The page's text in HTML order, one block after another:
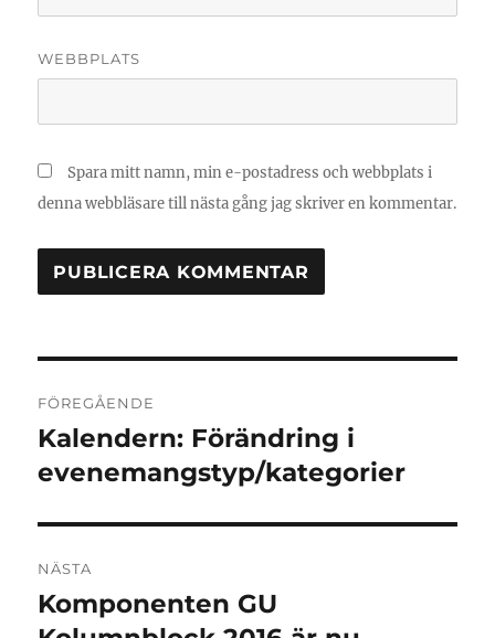
WEBBPLATS
Spara mitt namn, min e-postadress och webbplats i
denna webbläsare till nästa gång jag skriver en kommentar.
FÖREGÅENDE
Föregående
inlägg:
Kalendern: Förändring i
evenemangstyp/kategorier
NÄSTA
Nästa
inlägg:
Komponenten GU